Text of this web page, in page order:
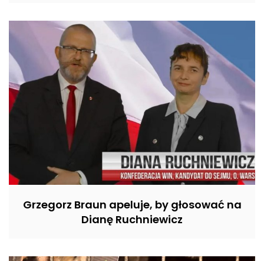
Grzegorz Braun apeluje, by głosować na
Dianę Ruchniewicz